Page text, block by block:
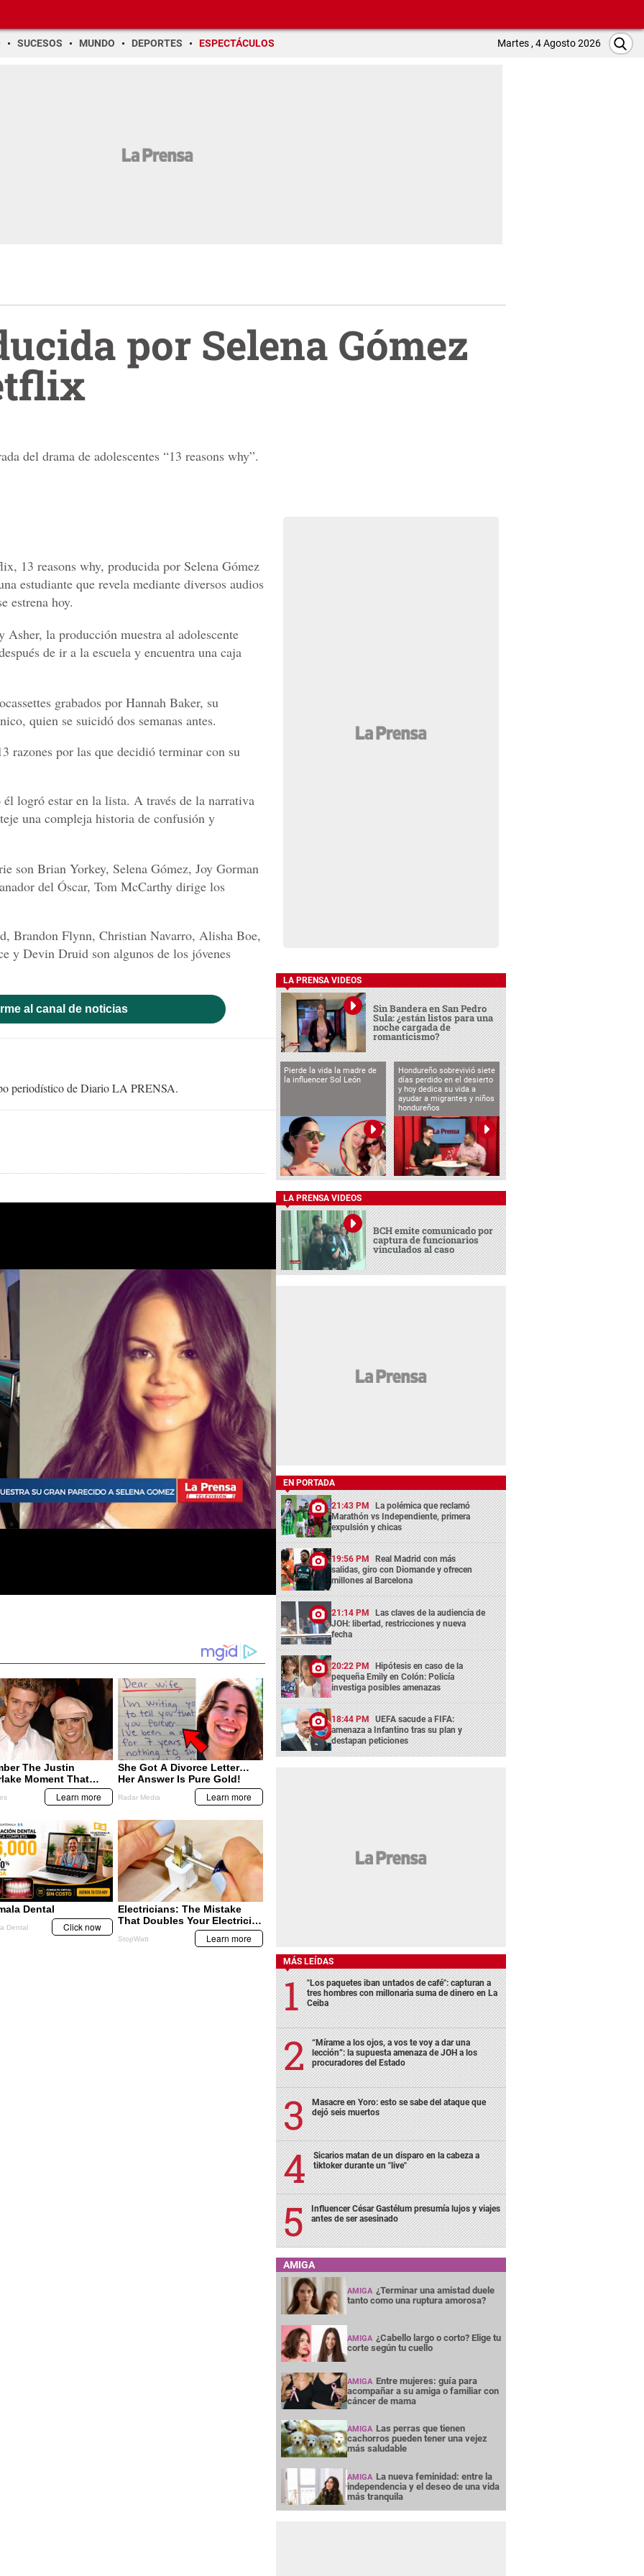
SUCESOS MUNDO DEPORTES ESPECTÁCULOS Martes , 4 Agosto 2026
por Selena Gómez
del drama de adolescentes “13 reasons why”.
13 reasons why, producida por Selena Gómez
estudiante que revela mediante diversos audios
estrena hoy.
Asher, la producción muestra al adolescente
de ir a la escuela y encuentra una caja
grabados por Hannah Baker, su
quien se suicidó dos semanas antes.
razones por las que decidió terminar con su
él logró estar en la lista. A través de la narrativa
una compleja historia de confusión y
son Brian Yorkey, Selena Gómez, Joy Gorman
del Óscar, Tom McCarthy dirige los
Brandon Flynn, Christian Navarro, Alisha Boe,
y Devin Druid son algunos de los jóvenes
al canal de noticias
periodístico de Diario LA PRENSA.
LA PRENSA VIDEOS
Sin Bandera en San Pedro
Sula: ¿están listos para una
noche cargada de
romanticismo?
Pierde la vida la madre de
la influencer Sol León
Hondureño sobrevivió siete
días perdido en el desierto
y hoy dedica su vida a
ayudar a migrantes y niños
hondureños
LA PRENSA VIDEOS
BCH emite comunicado por
captura de funcionarios
vinculados al caso
EN PORTADA
21:43 PM La polémica que reclamó
Marathón vs Independiente, primera
expulsión y chicas
19:56 PM Real Madrid con más
salidas, giro con Diomande y ofrecen
millones al Barcelona
21:14 PM Las claves de la audiencia de
JOH: libertad, restricciones y nueva
fecha
20:22 PM Hipótesis en caso de la
pequeña Emily en Colón: Policía
investiga posibles amenazas
18:44 PM UEFA sacude a FIFA:
amenaza a Infantino tras su plan y
destapan peticiones
MÁS LEÍDAS
"Los paquetes iban untados de café": capturan a
tres hombres con millonaria suma de dinero en La
Ceiba
“Mírame a los ojos, a vos te voy a dar una
lección”: la supuesta amenaza de JOH a los
procuradores del Estado
Masacre en Yoro: esto se sabe del ataque que
dejó seis muertos
Sicarios matan de un disparo en la cabeza a
tiktoker durante un "live"
Influencer César Gastélum presumía lujos y viajes
antes de ser asesinado
AMIGA
AMIGA ¿Terminar una amistad duele
tanto como una ruptura amorosa?
AMIGA ¿Cabello largo o corto? Elige tu
corte según tu cuello
AMIGA Entre mujeres: guía para
acompañar a su amiga o familiar con
cáncer de mama
AMIGA Las perras que tienen
cachorros pueden tener una vejez
más saludable
AMIGA La nueva feminidad: entre la
independencia y el deseo de una vida
más tranquila